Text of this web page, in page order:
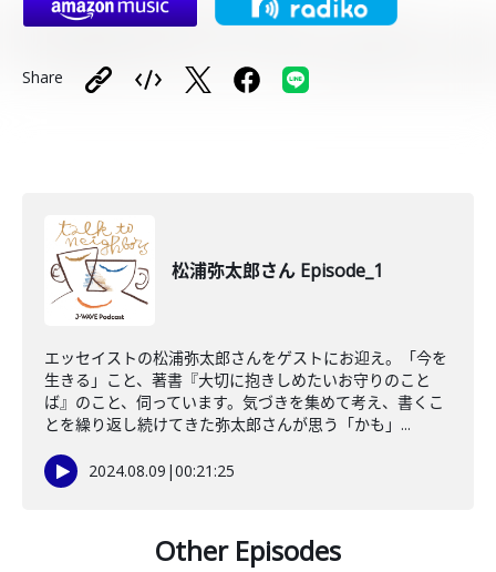
Share
松浦弥太郎さん Episode_1
エッセイストの松浦弥太郎さんをゲストにお迎え。「今を
生きる」こと、著書『大切に抱きしめたいお守りのこと
ば』のこと、伺っています。気づきを集めて考え、書くこ
とを繰り返し続けてきた弥太郎さんが思う「かも」...
2024.08.09 |00:21:25
Other Episodes